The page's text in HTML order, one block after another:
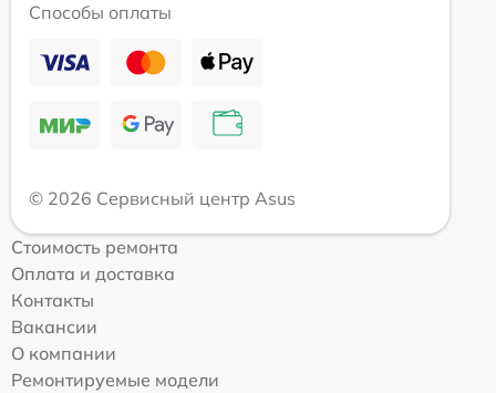
Способы оплаты
© 2026 Сервисный центр Asus
Стоимость ремонта
Оплата и доставка
Контакты
Вакансии
О компании
Ремонтируемые модели